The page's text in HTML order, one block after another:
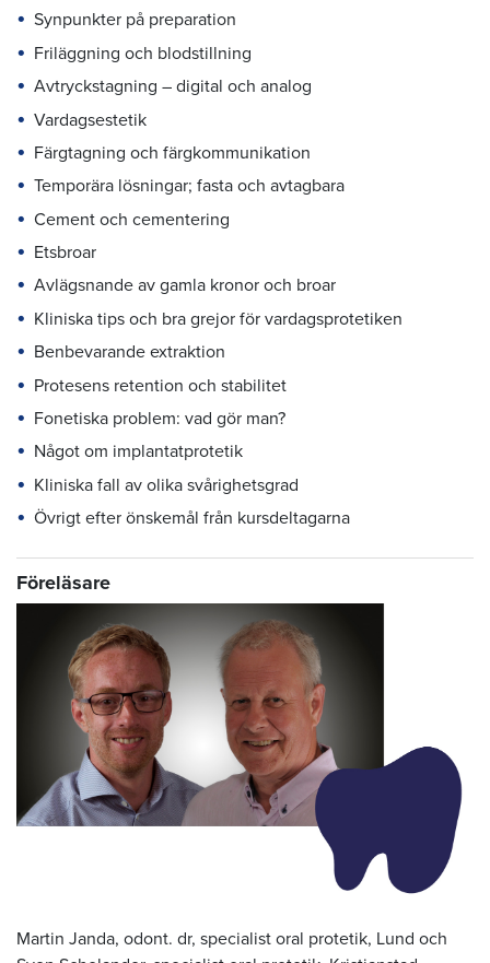
Synpunkter på preparation
Friläggning och blodstillning
Avtryckstagning – digital och analog
Vardagsestetik
Färgtagning och färgkommunikation
Temporära lösningar; fasta och avtagbara
Cement och cementering
Etsbroar
Avlägsnande av gamla kronor och broar
Kliniska tips och bra grejor för vardagsprotetiken
Benbevarande extraktion
Protesens retention och stabilitet
Fonetiska problem: vad gör man?
Något om implantatprotetik
Kliniska fall av olika svårighetsgrad
Övrigt efter önskemål från kursdeltagarna
Föreläsare
Martin Janda, odont. dr, specialist oral protetik, Lund och